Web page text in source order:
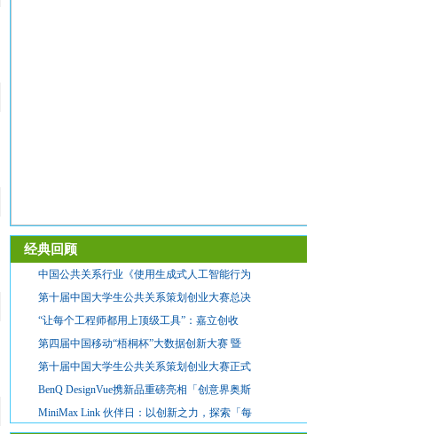
经典回顾
中国公共关系行业《使用生成式人工智能行为
第十届中国大学生公共关系策划创业大赛总决
“让每个工程师都用上顶级工具”：嘉立创收
第四届中国移动“梧桐杯”大数据创新大赛 暨
第十届中国大学生公共关系策划创业大赛正式
BenQ DesignVue携新品重磅亮相「创意界奥斯
MiniMax Link 伙伴日：以创新之力，探索「每